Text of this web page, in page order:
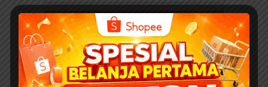
DOWNLOAD EBOOK
Ulasan Buku Sakuntala:
Kisah Cinta Legenda dari
Epos Mahabarata
TOKO RESMI &
TERPERCAYA...